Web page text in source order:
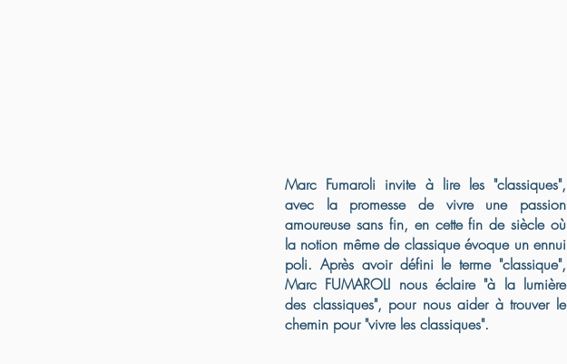
Marc Fumaroli invite à lire les "classiques",
avec la promesse de vivre une passion
amoureuse sans fin, en cette fin de siècle où
la notion même de classique évoque un ennui
poli. Après avoir défini le terme "classique",
Marc FUMAROLI nous éclaire "à la lumière
des classiques", pour nous aider à trouver le
chemin pour "vivre les classiques".